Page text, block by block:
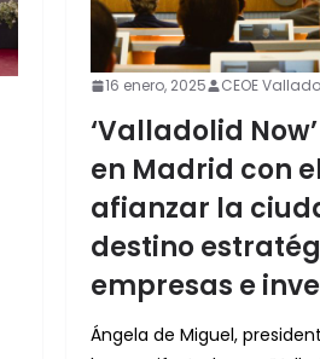
16 enero, 2025 CEOE
‘Valladolid
en Madrid con
afianzar la
destino
empresas e
Ángela de Miguel,